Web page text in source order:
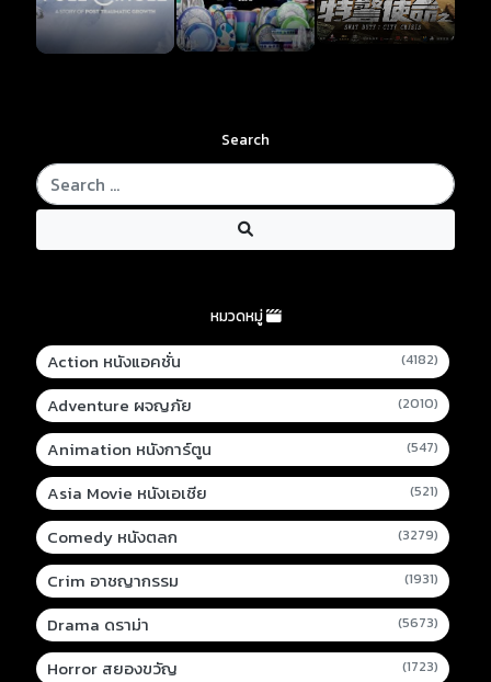
Search
หมวดหมู่
Action หนังแอคชั่น (4182)
Adventure ผจญภัย (2010)
Animation หนังการ์ตูน (547)
Asia Movie หนังเอเชีย (521)
Comedy หนังตลก (3279)
Crim อาชญากรรม (1931)
Drama ดราม่า (5673)
Horror สยองขวัญ (1723)